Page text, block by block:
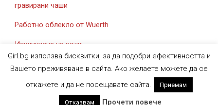
гравирани чаши
Работно облекло от Wuerth
Изкупуване на коли
Designed usingMagazine News Byte. Powered byWordPress
Girl.bg използва бисквитки, за да подобри ефективността и
Вашето преживяване в сайта. Ако желаете можете да се
откажете и да не посещавате сайта.
Приемам
Отказвам Прочети повече